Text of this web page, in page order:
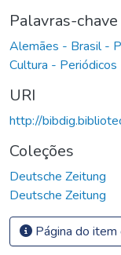
Palavras-chave
Alemães - Brasil -
Cultura - Periódicos
URI
http://
Coleções
Deutsche Zeitung
Deutsche Zeitung
Página do